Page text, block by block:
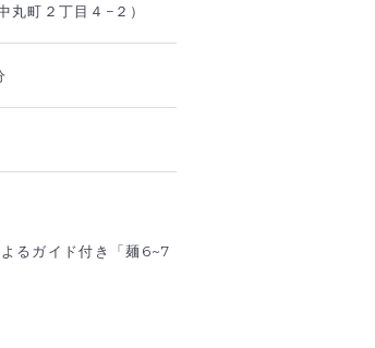
丸町２丁目４−２）
るガイド付き「麺6~7